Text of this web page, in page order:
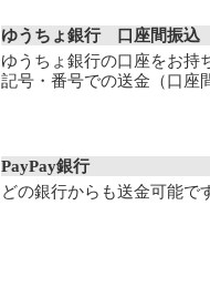
ゆうちょ銀行 口座間振込
ゆうちょ銀行の口座をお持
記号・番号での送金（口座
PayPay銀行
どの銀行からも送金可能で